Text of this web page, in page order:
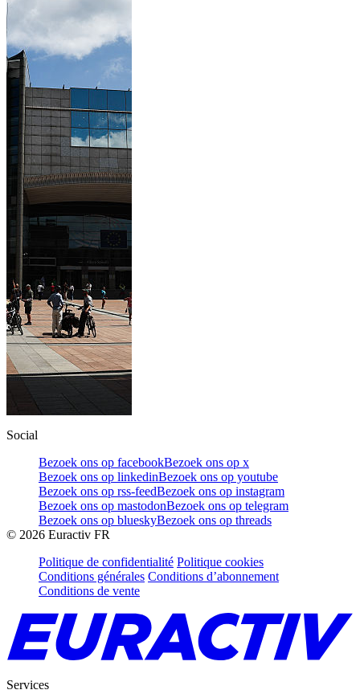
Social
Bezoek ons op facebookBezoek ons op x
Bezoek ons op linkedinBezoek ons op youtube
Bezoek ons op rss-feedBezoek ons op instagram
Bezoek ons op mastodonBezoek ons op telegram
Bezoek ons op blueskyBezoek ons op threads
© 2026 Euractiv FR
Politique de confidentialité Politique cookies
Conditions générales Conditions d’abonnement
Conditions de vente
Services